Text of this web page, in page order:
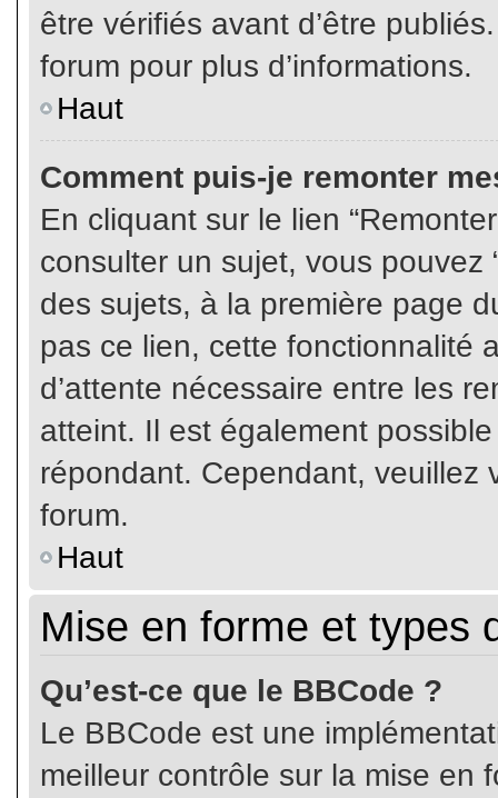
être vérifiés avant d’être
forum pour plus d’informations.
Haut
Comment puis-je remonter
En cliquant sur le lien
consulter un sujet, vous pouvez
des sujets, à la première page
pas ce lien, cette fonctionnalité
d’attente nécessaire entre les
atteint. Il est également
répondant. Cependant, veuillez
forum.
Haut
Mise en forme et types
Qu’est-ce que le BBCode ?
Le BBCode est une
meilleur contrôle sur la mise en